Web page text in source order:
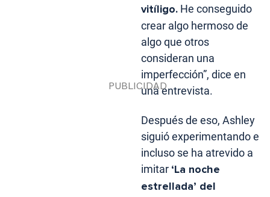
vitíligo. He conseguido
crear algo hermoso de
algo que otros
consideran una
imperfección”, dice en
una entrevista.
Después de eso, Ashley
siguió experimentando e
incluso se ha atrevido a
imitar ‘La noche
estrellada’ del